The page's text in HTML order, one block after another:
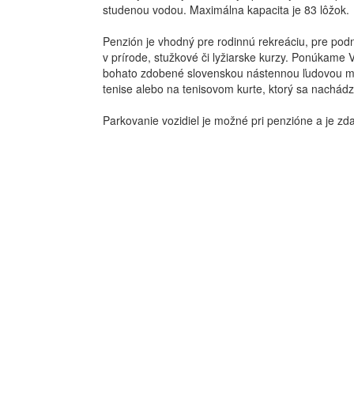
studenou vodou. Maximálna kapacita je 83 lôžok.
Penzión je vhodný pre rodinnú rekreáciu, pre
v prírode, stužkové či lyžiarske kurzy.
bohato zdobené slovenskou nástennou ľudovou
tenise alebo na tenisovom kurte, ktorý sa
Parkovanie vozidiel je možné pri penzióne a je